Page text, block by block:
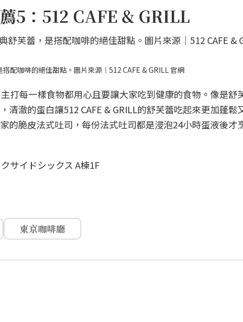
5：512 CAFE & GRILL
配咖啡的絕佳甜點。圖片來源｜512 CAFE & GRILL 官網
打每一樣食物都用心且要讓大家吃到健康的食物。像是舒
清澈的蛋白讓512 CAFE & GRILL的舒芙蕾吃起來更加蓬鬆
的脆皮法式吐司，每份法式吐司都是浸泡24小時蛋液後才
サイドシックス A棟1F
東京咖啡廳